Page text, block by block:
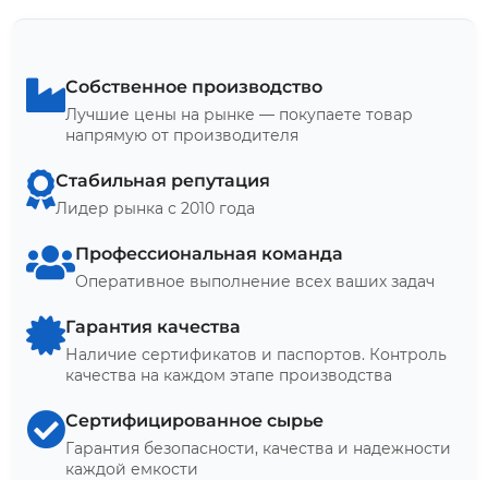
Собственное производство
Лучшие цены на рынке — покупаете товар
напрямую от производителя
Стабильная репутация
Лидер рынка с 2010 года
Профессиональная команда
Оперативное выполнение всех ваших задач
Гарантия качества
Наличие сертификатов и паспортов. Контроль
качества на каждом этапе производства
Сертифицированное сырье
Гарантия безопасности, качества и надежности
каждой емкости